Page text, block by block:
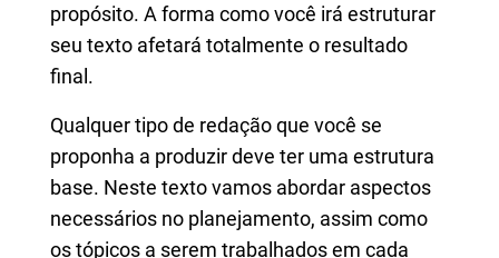
propósito. A forma como você irá estruturar
seu texto afetará totalmente o resultado
final.
Qualquer tipo de redação que você se
proponha a produzir deve ter uma estrutura
base. Neste texto vamos abordar aspectos
necessários no planejamento, assim como
os tópicos a serem trabalhados em cada